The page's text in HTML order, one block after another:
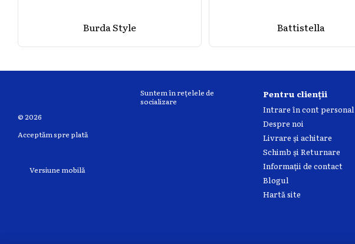
Burda Style Battistella
© 2026
Acceptăm spre plată
Versiune mobilă
Suntem în rețelele de
socializare
Pentru clienții
Intrare în cont personal
Despre noi
Livrare și achitare
Schimb și Returnare
Informații de contact
Blogul
Hartă site